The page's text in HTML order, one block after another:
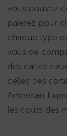
vous pouvez
paierez pour
chaque type
vous de
des cartes
celles des
American
les coûts des